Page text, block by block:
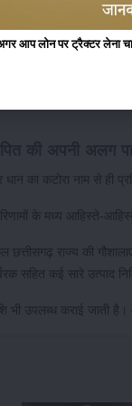
रबी सीजन में अधिकाँश
छत्तीसगढ़, नौंवे स्थान पर
धान के उत्पादन हेतु सबसे
धान का कटोरा नाम से
के मध्य आहिस्ते-
राज्य की
सहित कई सारे उत्पाद
भी उपलब्ध कराई
आप लोन पर ट्रैक्टर लेना